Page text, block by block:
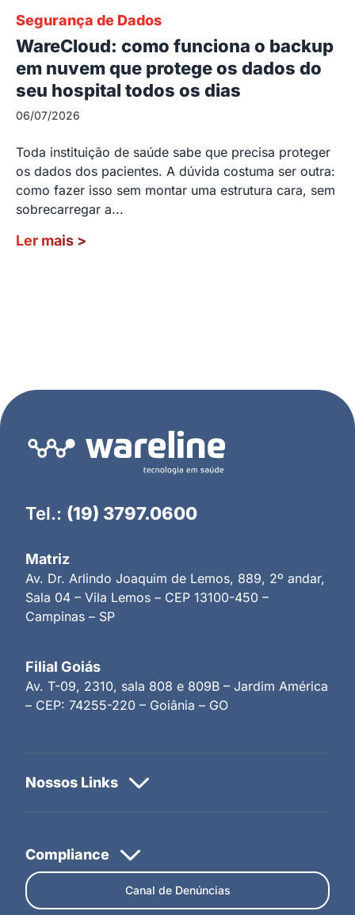
Segurança de Dados
WareCloud: como funciona o backup
em nuvem que protege os dados do
seu hospital todos os dias
06/07/2026
Toda instituição de saúde sabe que precisa proteger
os dados dos pacientes. A dúvida costuma ser outra:
como fazer isso sem montar uma estrutura cara, sem
sobrecarregar a...
Ler mais >
Tel.: (19) 3797.0600
Matriz
Av. Dr. Arlindo Joaquim de Lemos, 889, 2º andar,
Sala 04 – Vila Lemos – CEP 13100-450 –
Campinas – SP
Filial Goiás
Av. T-09, 2310, sala 808 e 809B – Jardim América
– CEP: 74255-220 – Goiânia – GO
Canal de Denúncias